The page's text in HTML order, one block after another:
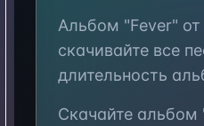
Альбом "Fever" от
скачивайте все
длительность
Скачайте альбом